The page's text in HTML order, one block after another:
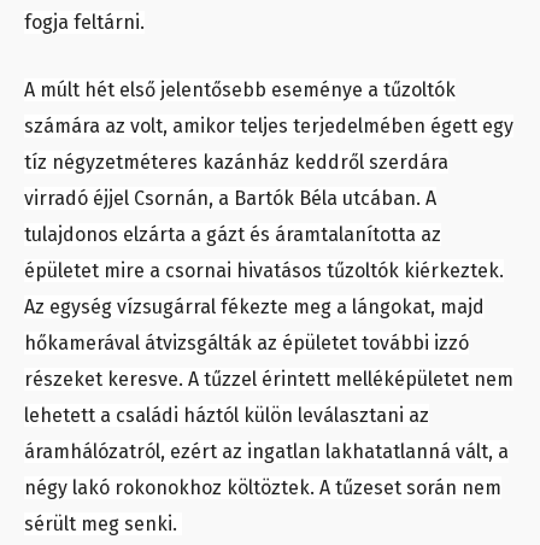
fogja feltárni.
A múlt hét első jelentősebb eseménye a tűzoltók
számára az volt, amikor teljes terjedelmében égett egy
tíz négyzetméteres kazánház keddről szerdára
virradó éjjel Csornán, a Bartók Béla utcában. A
tulajdonos elzárta a gázt és áramtalanította az
épületet mire a csornai hivatásos tűzoltók kiérkeztek.
Az egység vízsugárral fékezte meg a lángokat, majd
hőkamerával átvizsgálták az épületet további izzó
részeket keresve. A tűzzel érintett melléképületet nem
lehetett a családi háztól külön leválasztani az
áramhálózatról, ezért az ingatlan lakhatatlanná vált, a
négy lakó rokonokhoz költöztek. A tűzeset során nem
sérült meg senki.